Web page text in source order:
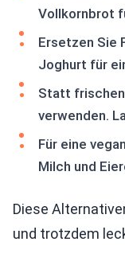
Vollkornbrot
Ersetzen Sie
Joghurt für
Statt
verwenden.
Für eine
Milch und
Diese
und trotzdem